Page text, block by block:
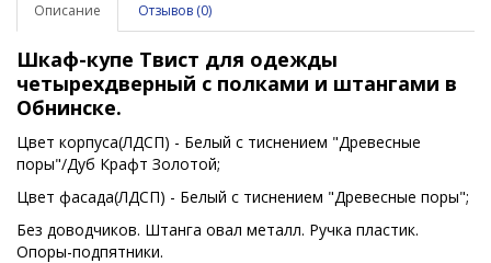
Описание Отзывов (0)
Шкаф-купе Твист для одежды
четырехдверный с полками и штангами в
Обнинске.
Цвет корпуса(ЛДСП) - Белый с тиснением "Древесные
поры"/Дуб Крафт Золотой;
Цвет фасада(ЛДСП) - Белый с тиснением "Древесные поры";
Без доводчиков. Штанга овал металл. Ручка пластик.
Опоры-подпятники.